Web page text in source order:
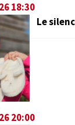
18:30
Le
20:00